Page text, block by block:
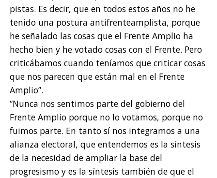
pistas. Es decir, que en todos estos años no he
tenido una postura antifrenteamplista, porque
he señalado las cosas que el Frente Amplio ha
hecho bien y he votado cosas con el Frente. Pero
criticábamos cuando teníamos que criticar cosas
que nos parecen que están mal en el Frente
Amplio”.
“Nunca nos sentimos parte del gobierno del
Frente Amplio porque no lo votamos, porque no
fuimos parte. En tanto sí nos integramos a una
alianza electoral, que entendemos es la síntesis
de la necesidad de ampliar la base del
progresismo y es la síntesis también de que el